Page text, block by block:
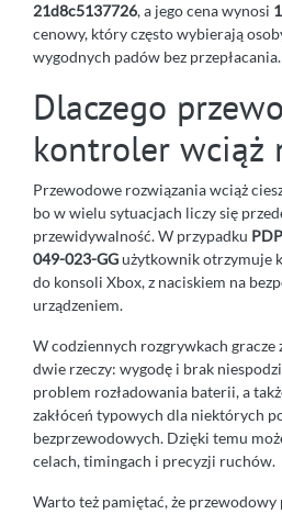
21d8c5137726, a jego cena wynosi
cenowy, który często wybierają
wygodnych padów bez przepłacania.
Dlaczego
kontroler wciąż
Przewodowe rozwiązania wciąż
bo w wielu sytuacjach liczy się
przewidywalność. W przypadku
049-023-GGużytkownik otrzymuje
do konsoli Xbox, z naciskiem na
urządzeniem.
W codziennych rozgrywkach gracze
dwie rzeczy: wygodę i brak
problem rozładowania baterii, a
zakłóceń typowych dla niektórych
bezprzewodowych. Dzięki temu
celach, timingach i precyzji ruchów.
Warto też pamiętać, że przewodowy